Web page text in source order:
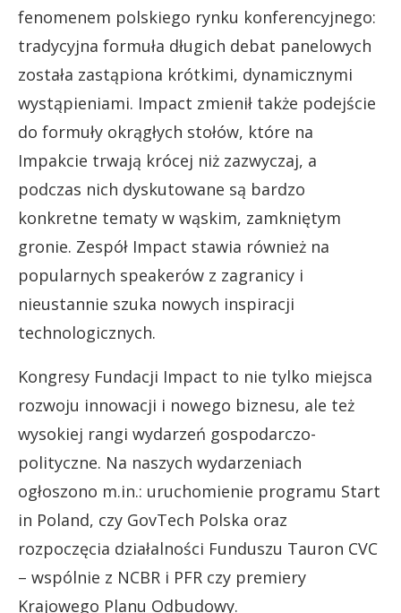
fenomenem polskiego rynku konferencyjnego:
tradycyjna formuła długich debat panelowych
została zastąpiona krótkimi, dynamicznymi
wystąpieniami. Impact zmienił także podejście
do formuły okrągłych stołów, które na
Impakcie trwają krócej niż zazwyczaj, a
podczas nich dyskutowane są bardzo
konkretne tematy w wąskim, zamkniętym
gronie. Zespół Impact stawia również na
popularnych speakerów z zagranicy i
nieustannie szuka nowych inspiracji
technologicznych.
Kongresy Fundacji Impact to nie tylko miejsca
rozwoju innowacji i nowego biznesu, ale też
wysokiej rangi wydarzeń gospodarczo-
polityczne. Na naszych wydarzeniach
ogłoszono m.in.: uruchomienie programu Start
in Poland, czy GovTech Polska oraz
rozpoczęcia działalności Funduszu Tauron CVC
– wspólnie z NCBR i PFR czy premiery
Krajowego Planu Odbudowy.